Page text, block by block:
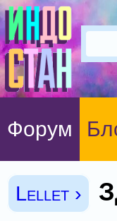
Форум
Lellet ›